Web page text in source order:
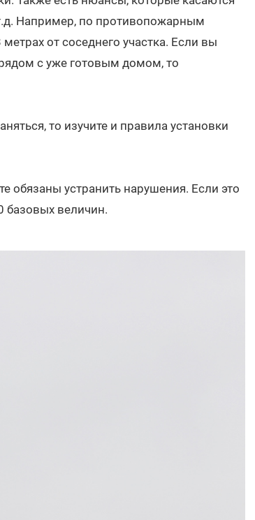
Например, по противопожарным
от соседнего участка. Если вы
рядом с уже готовым домом, то
то изучите и правила установки
обязаны устранить нарушения. Если это
базовых величин.